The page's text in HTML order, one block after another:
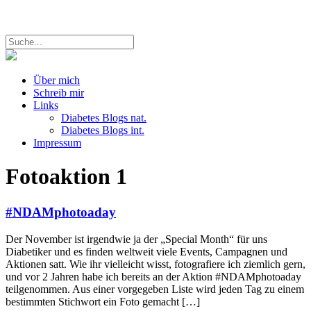
Über mich
Schreib mir
Links
Diabetes Blogs nat.
Diabetes Blogs int.
Impressum
Fotoaktion 1
#NDAMphotoaday
Der November ist irgendwie ja der „Special Month“ für uns
Diabetiker und es finden weltweit viele Events, Campagnen und
Aktionen satt. Wie ihr vielleicht wisst, fotografiere ich ziemlich gern,
und vor 2 Jahren habe ich bereits an der Aktion #NDAMphotoaday
teilgenommen. Aus einer vorgegeben Liste wird jeden Tag zu einem
bestimmten Stichwort ein Foto gemacht […]